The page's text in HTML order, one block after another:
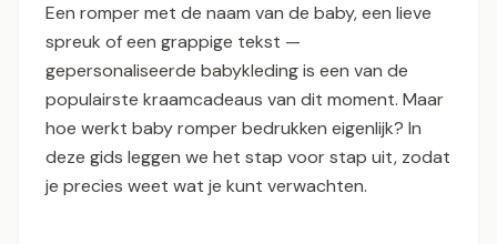
Een romper met de naam van de baby, een lieve
spreuk of een grappige tekst —
gepersonaliseerde babykleding is een van de
populairste kraamcadeaus van dit moment. Maar
hoe werkt baby romper bedrukken eigenlijk? In
deze gids leggen we het stap voor stap uit, zodat
je precies weet wat je kunt verwachten.